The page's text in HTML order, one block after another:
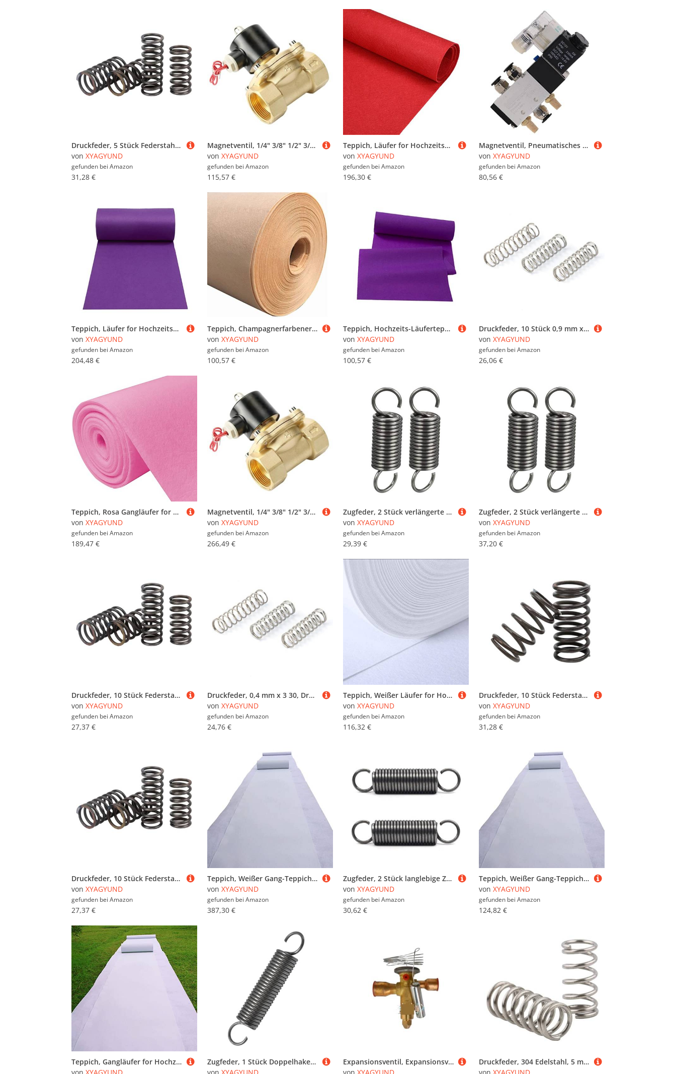
Druckfeder, 5 Stück Federstahl 2, x 19 120 mm, Drahtdurchmesser, Außendurchmesser, freie Länge(2.5 x 19 x 45 mm)
von XYAGYUND
gefunden bei Amazon
31,28 €
Magnetventil, 1/4" 3/8" 1/2" 3/4" 1" 2" elektrisches Magnetventil aus Messing, DC12V DC24V AC220V 110V, normalerweise geschlossenes Magnetventil for Wasser, Öl, Luft(Bsp-12vdc,1/2 inch)
von XYAGYUND
gefunden bei Amazon
115,57 €
Teppich, Läufer for Hochzeitsgänge, rot, Event-Teppich, verschleißfest, Laufsteg-Teppich for Hochzeitszeremonien, Kirchenpartys, Abschlussbälle, Strände im Freien, leicht zu schneiden(1x50m)
von XYAGYUND
gefunden bei Amazon
196,30 €
Magnetventil, Pneumatisches elektrisches Magnetventil, 5-Wege-2-Positionen-Steuerung, Luft-/Gas-Magnetventil, 4V210-08, 12 V, 24 V, 220 V, Spulenspannung, 1 Stück(4v210-08 W Pc6-02,AC220V)
von XYAGYUND
gefunden bei Amazon
80,56 €
Teppich, Läufer for Hochzeitsgänge, lila, rutschfeste Teppichrolle for Hochzeitspartys, Innen- oder Außenaccessoire, zuschneidbares Polyester(1.5x30m)
von XYAGYUND
gefunden bei Amazon
204,48 €
Teppich, Champagnerfarbener Läufer for den Hochzeitsgang, rutschfeste Teppichrolle for Gehwege, 1 Meter breit, Event-Läufer for Hochzeit, Geburtstag, Party, Stranddekoration, zuschneidbar(1.2x10m)
von XYAGYUND
gefunden bei Amazon
100,57 €
Teppich, Hochzeits-Läuferteppich, lila Treppen- und Gehwegteppich, 2 mm dick, rutschfeste Event-Gangläufer-Teppichmatte for die Außen- oder Innendekoration von Hochzeiten, zuschneidbar(1.2x10m)
von XYAGYUND
gefunden bei Amazon
100,57 €
Druckfeder, 10 Stück 0,9 mm x 5 70, Drahtdurchmesser, Außendurchmesser, freie Länge, Edelstahl 304(0.9 x 5 x 70mm)
von XYAGYUND
gefunden bei Amazon
26,06 €
Teppich, Rosa Gangläufer for Hochzeiten, 2 mm Gangteppichläufer, rutschfester Laufstegteppich aus Polyester for Strandparty-Dekoration, Eventzeremonie, Gehwegteppichrolle, zuschneidbar(1x30m)
von XYAGYUND
gefunden bei Amazon
189,47 €
Magnetventil, 1/4" 3/8" 1/2" 3/4" 1" 2" elektrisches Magnetventil aus Messing, DC12V DC24V AC220V 110V, normalerweise geschlossenes Magnetventil for Wasser, Öl, Luft(Bsp-12vdc,2 Inch)
von XYAGYUND
gefunden bei Amazon
266,49 €
Zugfeder, 2 Stück verlängerte Zugfeder 1, x 10 220 mm, Drahtdurchmesser, Außendurchmesser, freie Länge, Federstahl-Doppelhaken-Zugfeder(1.2 x 10 x 170 mm)
von XYAGYUND
gefunden bei Amazon
29,39 €
Zugfeder, 2 Stück verlängerte Zugfeder 1, x 10 220 mm, Drahtdurchmesser, Außendurchmesser, freie Länge, Federstahl-Doppelhaken-Zugfeder(1.2 x 10 x 500 mm)
von XYAGYUND
gefunden bei Amazon
37,20 €
Druckfeder, 10 Stück Federstahl 1 x 18 30 mm, Drahtdurchmesser, Außendurchmesser, freie Länge(1 x 18 x 50 mm)
von XYAGYUND
gefunden bei Amazon
27,37 €
Druckfeder, 0,4 mm x 3 30, Drahtdurchmesser, Außendurchmesser, freie Länge, 304 Edelstahl, 10 Stück(0.4 x 3 x 40mm)
von XYAGYUND
gefunden bei Amazon
24,76 €
Teppich, Weißer Läufer for Hochzeitsgänge, 2 mm dick, Event-Teppichmatte aus Polyester, Laufsteg-Teppichrolle for kirchliche Hochzeiten, Geburtstagsfeiern, Stranddekoration(1.2x15m)
von XYAGYUND
gefunden bei Amazon
116,32 €
Druckfeder, 10 Stück Federstahl 2 x 14 45 mm, Drahtdurchmesser, Außendurchmesser, freie Länge(2 x 14 x 45 mm)
von XYAGYUND
gefunden bei Amazon
31,28 €
Druckfeder, 10 Stück Federstahl 1 x 12 mm, Drahtdurchmesser, Außendurchmesser, freie Länge(1 x 12 x 70 mm)
von XYAGYUND
gefunden bei Amazon
27,37 €
Teppich, Weißer Gang-Teppichläufer, rutschfester Bodenläufer-Teppich for Hochzeits-, Strand- und Kirchendekoration mit 1 Stück Teppichband, Polyester(1.5x50m)
von XYAGYUND
gefunden bei Amazon
387,30 €
Zugfeder, 2 Stück langlebige Zugfeder, Stahlfeder, Doppelhaken-Zugfeder – 1, x 15 320 mm, Drahtdurchmesser, Außendurchmesser, freie Länge(1.2 x 15 x 45 mm)
von XYAGYUND
gefunden bei Amazon
30,62 €
Teppich, Weißer Gang-Teppichläufer, rutschfester Bodenläufer-Teppich for Hochzeits-, Strand- und Kirchendekoration mit 1 Stück Teppichband, Polyester(1x15m)
von XYAGYUND
gefunden bei Amazon
124,82 €
Teppich, Gangläufer for Hochzeiten, weißer Läufer, Laufsteg-Teppich, verschleißfester mit 1-teiligem Teppichband for, Weihnachten, Erntedankfest, Eröffnungsfeier, Veranstaltung(1x30m)
Zugfeder, 1 Stück Doppelhaken-Zugfeder, 4 x 22 320 mm, Drahtdurchmesser, Außendurchmesser, freie Länge, Federstahl, S-förmige Doppelhakenfeder(4 x 23 x 130mm)
Expansionsventil, Expansionsventil TGE4TR /5/7,5/9/11/13/18(TGE11TR 39KW)
Druckfeder, 304 Edelstahl, 5 mm Außendurchmesser, 1 Drahtstärke, 10 freie Länge, Silberton, Stück(1 x 5 x 25 mm)